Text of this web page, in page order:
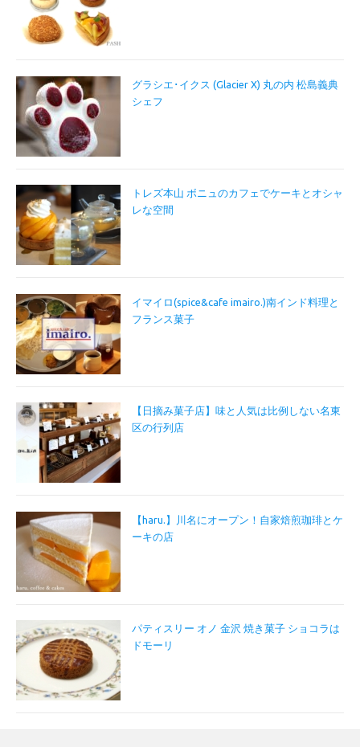
グラシエ･イクス (Glacier X) 丸の内 松島義典
シェフ
トレズ本山 ボニュのカフェでケーキとオシャ
レな空間
イマイロ(spice&cafe imairo.)南インド料理と
フランス菓子
【日摘み菓子店】味と人気は比例しない名東
区の行列店
【haru.】川名にオープン！自家焙煎珈琲とケ
ーキの店
パティスリー オノ 金沢 焼き菓子 ショコラは
ドモーリ